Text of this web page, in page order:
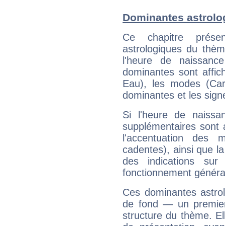
Dominantes
Ce chapitre
astrologiques du
l'heure de
dominantes sont
Eau), les modes
dominantes et les
Si l'heure de
supplémentaires sont
l'accentuation des
cadentes), ainsi que
des indications sur
fonctionnement
Ces dominantes
de fond — un
structure du thème.